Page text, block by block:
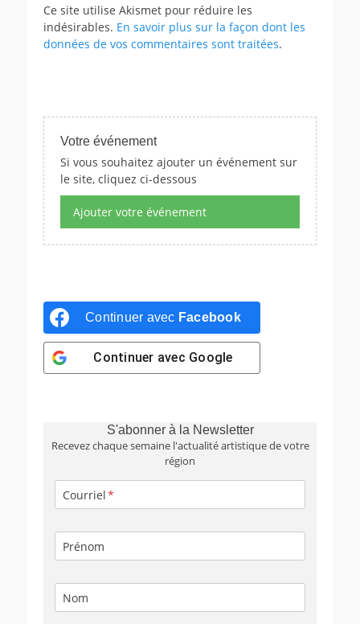
Ce site utilise Akismet pour réduire les
indésirables. En savoir plus sur la façon dont les
données de vos commentaires sont traitées.
Votre événement
Si vous souhaitez ajouter un événement sur
le site, cliquez ci-dessous
Ajouter votre événement
Continuer avec Facebook
Continuer avec Google
S'abonner à la Newsletter
Recevez chaque semaine l'actualité artistique de votre
région
Courriel
Prénom
Nom